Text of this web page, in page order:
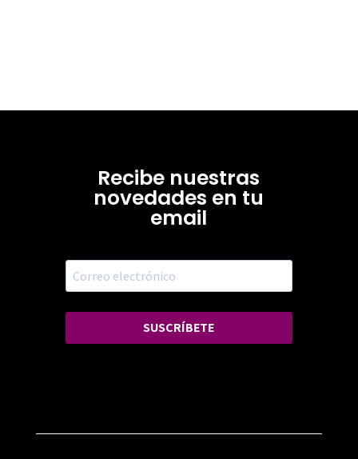
Recibe nuestras
novedades en tu
email
SUSCRÍBETE